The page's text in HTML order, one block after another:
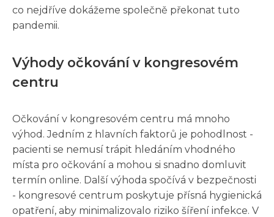
co nejdříve dokážeme společně překonat tuto
pandemii.
Výhody očkování v kongresovém
centru
Očkování v kongresovém centru má mnoho
výhod. Jedním z hlavních faktorů je pohodlnost -
pacienti se nemusí trápit hledáním vhodného
místa pro očkování a mohou si snadno domluvit
termín online. Další výhoda spočívá v bezpečnosti
- kongresové centrum poskytuje přísná hygienická
opatření, aby minimalizovalo riziko šíření infekce. V